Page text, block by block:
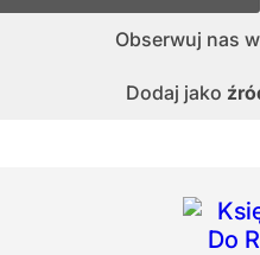
Obserwuj nas w
Dodaj jako